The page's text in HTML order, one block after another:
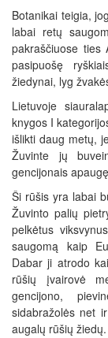
Botanikai teigia,
labai retų
pakraščiuose ties
pasipuošę
žiedynai, lyg
Lietuvoje
knygos I
išlikti daug metų,
Žuvinte jų
gencijonais
Ši rūšis yra labai
Žuvinto palių
pelkėtus
saugomą kaip
Dabar ji atrodo
rūšių įvairovė
gencijono,
sidabražolės net
augalų rūšių žiedų.